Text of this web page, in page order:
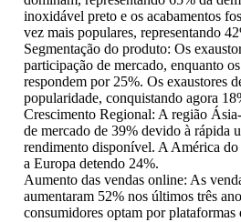
inoxidável preto e os acabamentos
vez mais populares, representando
Segmentação do produto: Os
participação de mercado, enquanto
respondem por 25%. Os exaustores
popularidade, conquistando agora
Crescimento Regional: A região
de mercado de 39% devido à rápida
rendimento disponível. A América
a Europa detendo 24%.
Aumento das vendas online: As
aumentaram 52% nos últimos três
consumidores optam por